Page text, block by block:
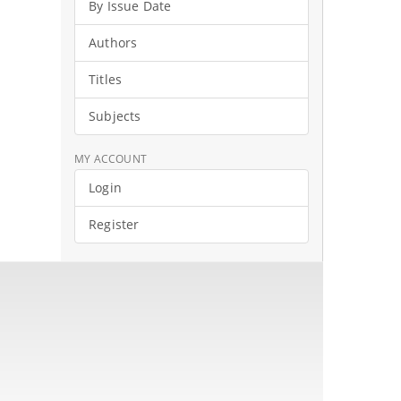
By Issue Date
Authors
Titles
Subjects
MY ACCOUNT
Login
Register